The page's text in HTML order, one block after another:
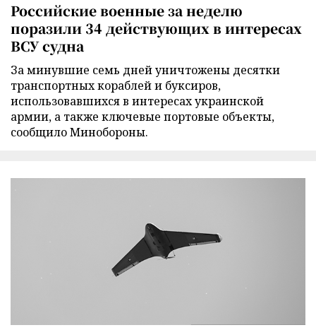
Российские военные за неделю
поразили 34 действующих в интересах
ВСУ судна
За минувшие семь дней уничтожены десятки
транспортных кораблей и буксиров,
использовавшихся в интересах украинской
армии, а также ключевые портовые объекты,
сообщило Минобороны.